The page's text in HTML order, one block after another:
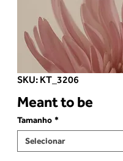
SKU: KT_3206
Meant to be
Tamanho *